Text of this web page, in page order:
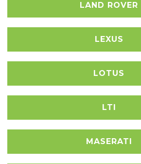
LAND ROVER
LEXUS
LOTUS
LTI
MASERATI